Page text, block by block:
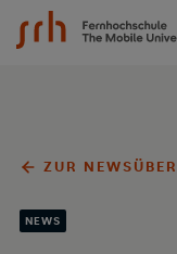
SRH
ZUR
NEWS